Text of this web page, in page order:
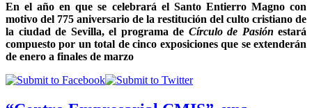
En el año en que se celebrará el Santo Entierro Magno con
motivo del 775 aniversario de la restitución del culto cristiano de
la ciudad de Sevilla, el programa de Círculo de Pasión estará
compuesto por un total de cinco exposiciones que se extenderán
de enero a finales de marzo